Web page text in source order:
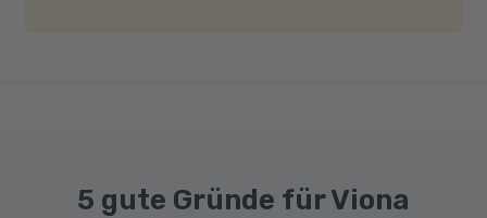
5 gute Gründe für Viona